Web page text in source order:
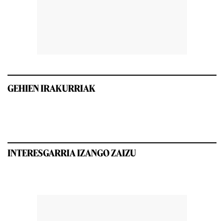
GEHIEN IRAKURRIAK
INTERESGARRIA IZANGO ZAIZU